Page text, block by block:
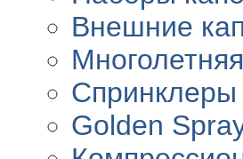
Внешние
Спринклеры
Golden